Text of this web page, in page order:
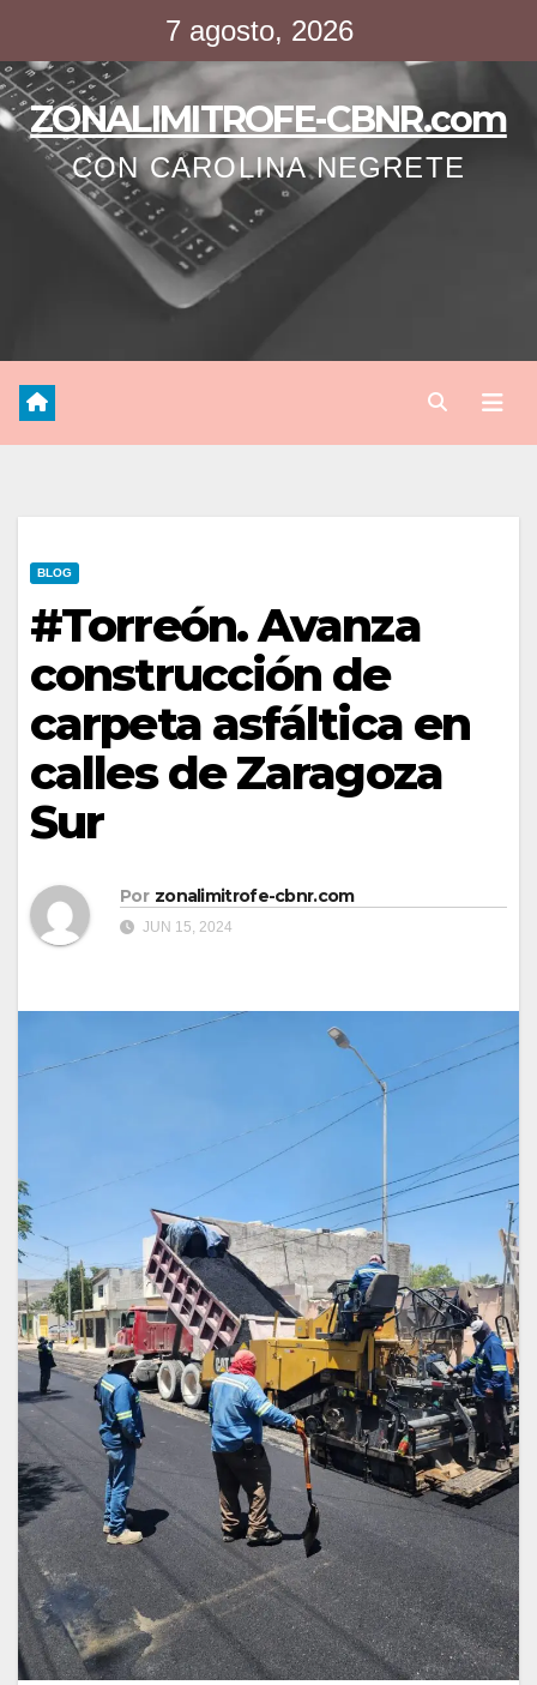
contenido
7 agosto, 2026
ZONALIMITROFE-CBNR.com
CON CAROLINA NEGRETE
BLOG
#Torreón. Avanza
construcción de
carpeta asfáltica en
calles de Zaragoza
Sur
Por zonalimitrofe-cbnr.com
JUN 15, 2024